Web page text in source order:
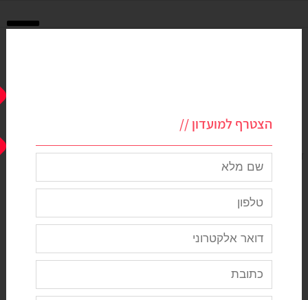
דף הבית > סטיילינג
הצטרף למועדון //